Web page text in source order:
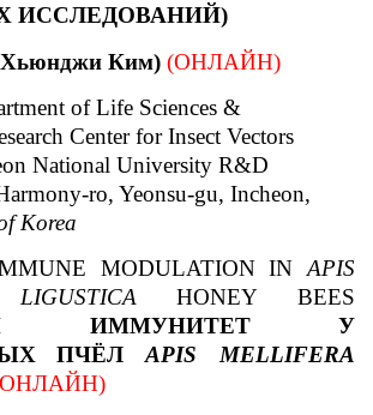
ИССЛЕДОВАНИЙ)
Ким) (ОНЛАЙН)
of Life Sciences &
Center for Insect Vectors
National University R&D
ro, Yeonsu-gu, Incheon,
Korea
MODULATION INAPIS
LIGUSTICAHONEY BEES
ИММУНИТЕТ
У
ПЧЁЛ
APIS MELLIFERA
ОНЛАЙН)